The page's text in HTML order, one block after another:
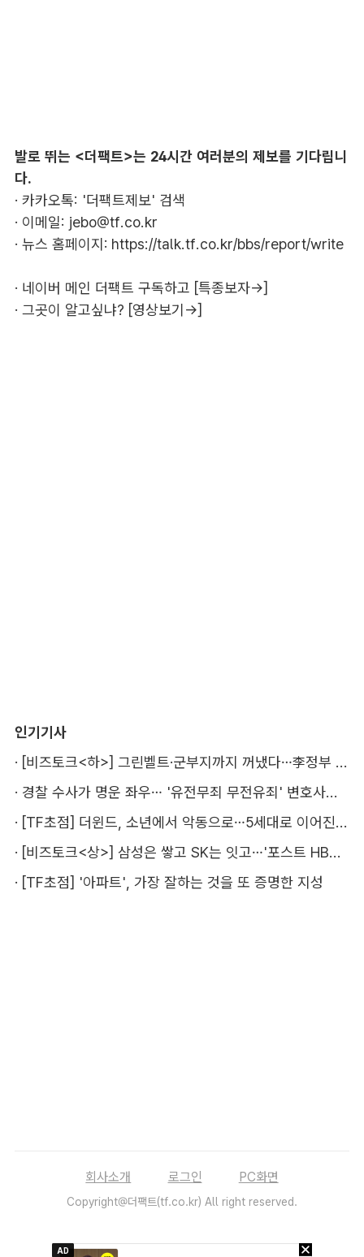
발로 뛰는 <더팩트>는 24시간 여러분의 제보를 기다립니
다.
· 카카오톡: '더팩트제보' 검색
· 이메일: jebo@tf.co.kr
· 뉴스 홈페이지: https://talk.tf.co.kr/bbs/report/write
· 네이버 메인 더팩트 구독하고 [특종보자→]
· 그곳이 알고싶냐? [영상보기→]
인기기사
·
[비즈토크<하>] 그린벨트·군부지까지 꺼냈다…李정부 '공급 속도전' 통할까
·
경찰 수사가 명운 좌우… '유전무죄 무전유죄' 변호사비 부담 우려
·
[TF초점] 더윈드, 소년에서 악동으로…5세대로 이어진 지코·박경
·
[비즈토크<상>] 삼성은 쌓고 SK는 잇고…'포스트 HBM' 주도권 누가 잡을까
· [TF초점] '아파트', 가장 잘하는 것을 또 증명한 지성
회사소개 로그인 PC화면
Copyright@더팩트(tf.co.kr) All right reserved.
AD